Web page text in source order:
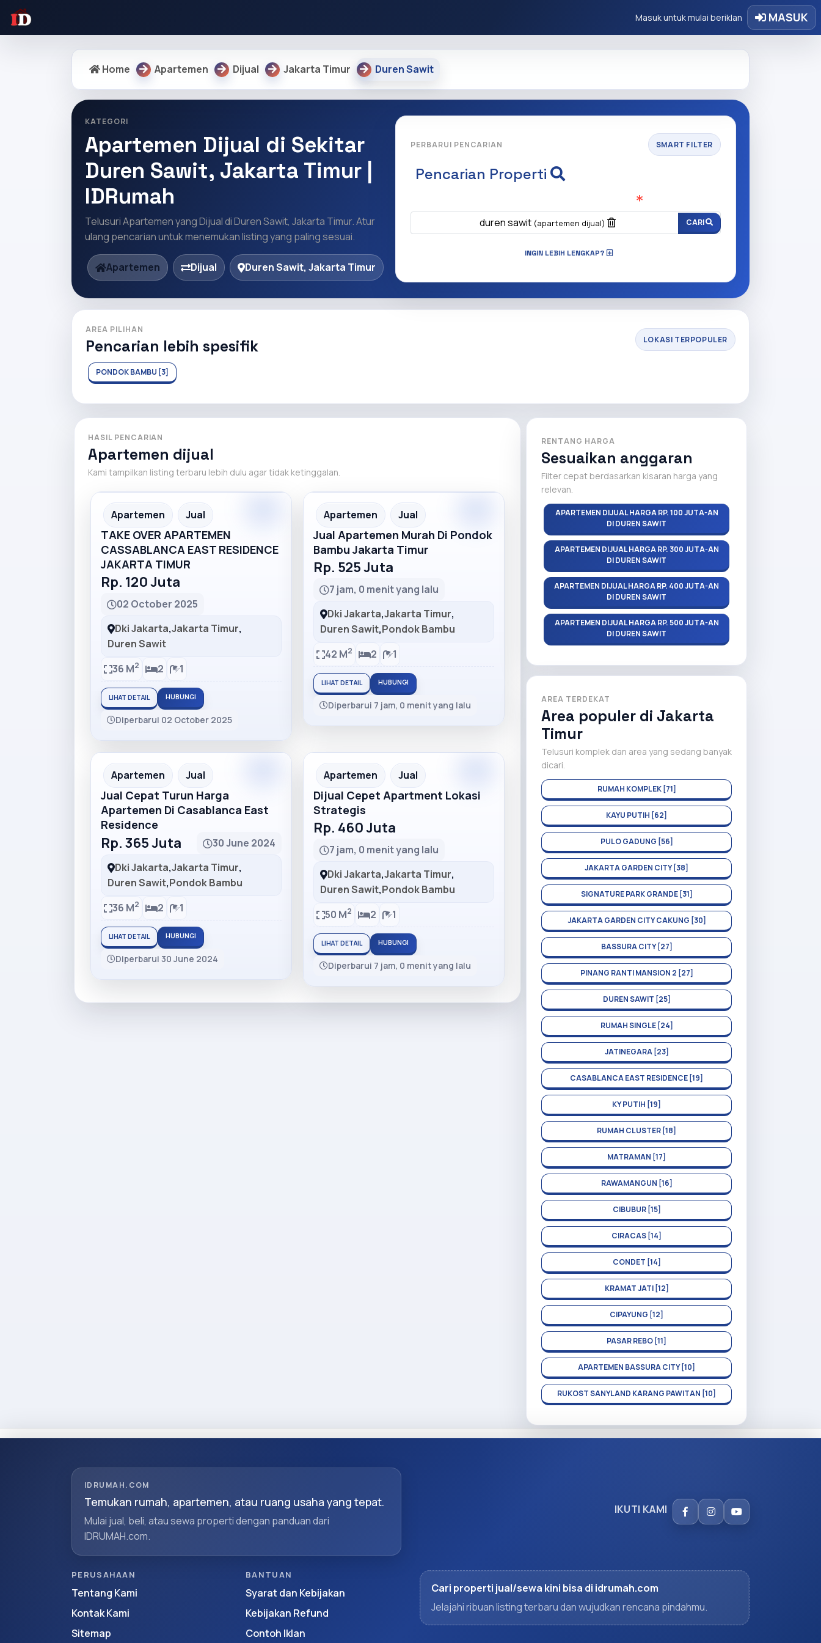
Masuk untuk mulai beriklan MASUK
Home Apartemen Dijual Jakarta Timur Duren Sawit
KATEGORI
Apartemen Dijual di Sekitar
Duren Sawit, Jakarta Timur |
IDRumah
Telusuri Apartemen yang Dijual di Duren Sawit, Jakarta Timur. Atur
ulang pencarian untuk menemukan listing yang paling sesuai.
Apartemen Dijual Duren Sawit, Jakarta Timur
PERBARUI PENCARIAN SMART FILTER
Pencarian Properti
duren sawit (apartemen dijual) CARI
INGIN LEBIH LENGKAP?
AREA PILIHAN
Pencarian lebih spesifik LOKASI TERPOPULER
PONDOK BAMBU [3]
HASIL PENCARIAN
Apartemen dijual
Kami tampilkan listing terbaru lebih dulu agar tidak ketinggalan.
Recommended
Apartemen Jual
TAKE OVER APARTEMEN
CASSABLANCA EAST RESIDENCE
JAKARTA TIMUR
Rp. 120 Juta
02 October 2025
Dki Jakarta,Jakarta Timur,
Duren Sawit
36 M2 2 1
LIHAT DETAIL HUBUNGI
Diperbarui 02 October 2025
Recommended
Apartemen Jual
Jual Apartemen Murah Di Pondok
Bambu Jakarta Timur
Rp. 525 Juta
7 jam, 0 menit yang lalu
Dki Jakarta,Jakarta Timur,
Duren Sawit,Pondok Bambu
42 M2 2 1
LIHAT DETAIL HUBUNGI
Diperbarui 7 jam, 0 menit yang lalu
Recommended
Apartemen Jual
Jual Cepat Turun Harga
Apartemen Di Casablanca East
Residence
Rp. 365 Juta
30 June 2024
Dki Jakarta,Jakarta Timur,
Duren Sawit,Pondok Bambu
36 M2 2 1
LIHAT DETAIL HUBUNGI
Diperbarui 30 June 2024
Apartemen Jual
Dijual Cepet Apartment Lokasi
Strategis
Rp. 460 Juta
7 jam, 0 menit yang lalu
Dki Jakarta,Jakarta Timur,
Duren Sawit,Pondok Bambu
50 M2 2 1
LIHAT DETAIL HUBUNGI
Diperbarui 7 jam, 0 menit yang lalu
RENTANG HARGA
Sesuaikan anggaran
Filter cepat berdasarkan kisaran harga yang
relevan.
APARTEMEN DIJUAL HARGA RP. 100 JUTA-AN
DI DUREN SAWIT
APARTEMEN DIJUAL HARGA RP. 300 JUTA-AN
DI DUREN SAWIT
APARTEMEN DIJUAL HARGA RP. 400 JUTA-AN
DI DUREN SAWIT
APARTEMEN DIJUAL HARGA RP. 500 JUTA-AN
DI DUREN SAWIT
AREA TERDEKAT
Area populer di Jakarta
Timur
Telusuri komplek dan area yang sedang banyak
dicari.
RUMAH KOMPLEK [71]
KAYU PUTIH [62]
PULO GADUNG [56]
JAKARTA GARDEN CITY [38]
SIGNATURE PARK GRANDE [31]
JAKARTA GARDEN CITY CAKUNG [30]
BASSURA CITY [27]
PINANG RANTI MANSION 2 [27]
DUREN SAWIT [25]
RUMAH SINGLE [24]
JATINEGARA [23]
CASABLANCA EAST RESIDENCE [19]
KY PUTIH [19]
RUMAH CLUSTER [18]
MATRAMAN [17]
RAWAMANGUN [16]
CIBUBUR [15]
CIRACAS [14]
CONDET [14]
KRAMAT JATI [12]
CIPAYUNG [12]
PASAR REBO [11]
APARTEMEN BASSURA CITY [10]
RUKOST SANYLAND KARANG PAWITAN [10]
IDRUMAH.COM
Temukan rumah, apartemen, atau ruang usaha yang tepat.
Mulai jual, beli, atau sewa properti dengan panduan dari
IDRUMAH.com.
IKUTI KAMI
PERUSAHAAN
Tentang Kami
Kontak Kami
Sitemap
BANTUAN
Syarat dan Kebijakan
Kebijakan Refund
Contoh Iklan
Cari properti jual/sewa kini bisa di idrumah.com
Jelajahi ribuan listing terbaru dan wujudkan rencana pindahmu.